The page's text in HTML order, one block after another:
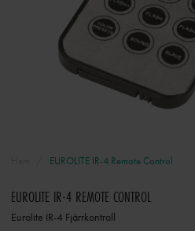
EUROLITE IR-4 Remote Control
EUROLITE IR-4 REMOTE CONTROL
Eurolite IR-4 Fjärrkontroll